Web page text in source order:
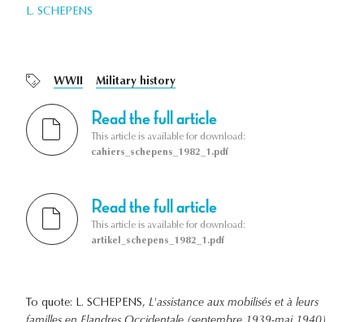
L. SCHEPENS
WWII Military history
Read the full article
This article is available for download:
cahiers_schepens_1982_1.pdf
Read the full article
This article is available for download:
artikel_schepens_1982_1.pdf
To quote: L. SCHEPENS, L'assistance aux mobilisés et à leurs